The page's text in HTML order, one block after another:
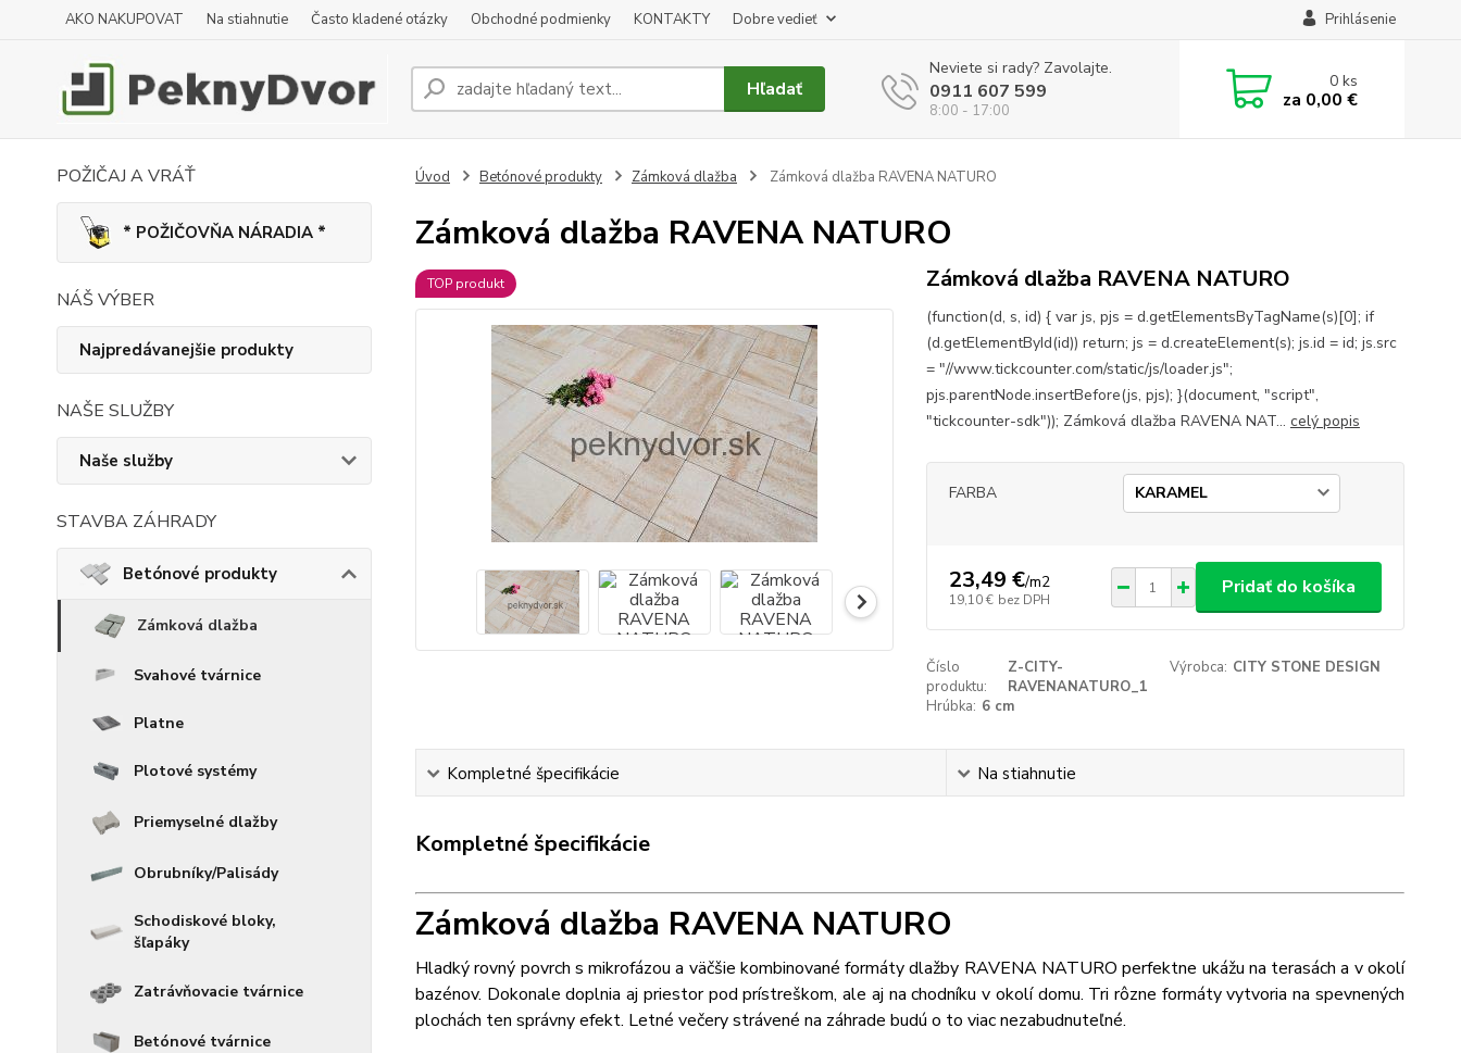
AKO NAKUPOVAT Na stiahnutie Často kladené otázky Obchodné podmienky KONTAKTY Dobre vedieť Prihlásenie
Hľadať
Neviete si rady? Zavolajte.
0911 607 599
8:00 - 17:00
0ks
za 0,00 €
POŽIČAJ A VRÁŤ
* POŽIČOVŇA NÁRADIA *
NÁŠ VÝBER
Najpredávanejšie produkty
NAŠE SLUŽBY
Naše služby
STAVBA ZÁHRADY
Betónové produkty
Zámková dlažba
Svahové tvárnice
Platne
Plotové systémy
Priemyselné dlažby
Obrubníky/Palisády
Schodiskové bloky,
šľapáky
Zatrávňovacie tvárnice
Betónové tvárnice
Úvod Betónové produkty Zámková dlažba Zámková dlažba RAVENA NATURO
Zámková dlažba RAVENA NATURO
TOP produkt Zámková dlažba RAVENA NATURO
(function(d, s, id) { var js, pjs = d.getElementsByTagName(s)[0]; if
(d.getElementById(id)) return; js = d.createElement(s); js.id = id; js.src
= "//www.tickcounter.com/static/js/loader.js";
pjs.parentNode.insertBefore(js, pjs); }(document, "script",
"tickcounter-sdk")); Zámková dlažba RAVENA NAT... celý popis
FARBA
23,49 €/m2
19,10 € bez DPH
Pridať do košíka
Číslo
produktu:
Z-CITY-
RAVENANATURO_1
Výrobca: CITY STONE DESIGN
Hrúbka: 6 cm
Kompletné špecifikácie Na stiahnutie
Kompletné špecifikácie
Zámková dlažba RAVENA NATURO
Hladký rovný povrch s mikrofázou a väčšie kombinované formáty dlažby RAVENA NATURO perfektne ukážu na terasách a v okolí
bazénov. Dokonale doplnia aj priestor pod prístreškom, ale aj na chodníku v okolí domu. Tri rôzne formáty vytvoria na spevnených
plochách ten správny efekt. Letné večery strávené na záhrade budú o to viac nezabudnuteľné.